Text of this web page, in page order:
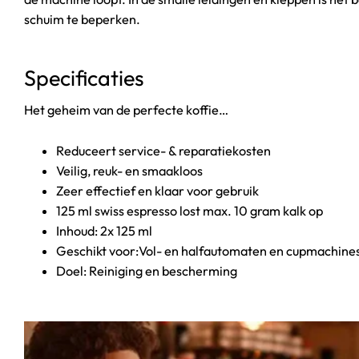
schuim te beperken.
Specificaties
Het geheim van de perfecte koffie…
Reduceert service- & reparatiekosten
Veilig, reuk- en smaakloos
Zeer effectief en klaar voor gebruik
125 ml swiss espresso lost max. 10 gram kalk op
Inhoud: 2x 125 ml
Geschikt voor:Vol- en halfautomaten en
Doel: Reiniging en bescherming